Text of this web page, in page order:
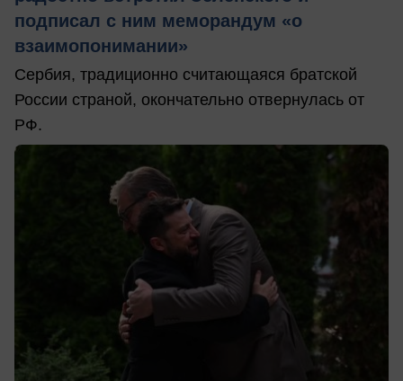
подписал с ним меморандум «о
взаимопонимании»
Сербия, традиционно считающаяся братской
России страной, окончательно отвернулась от
РФ.